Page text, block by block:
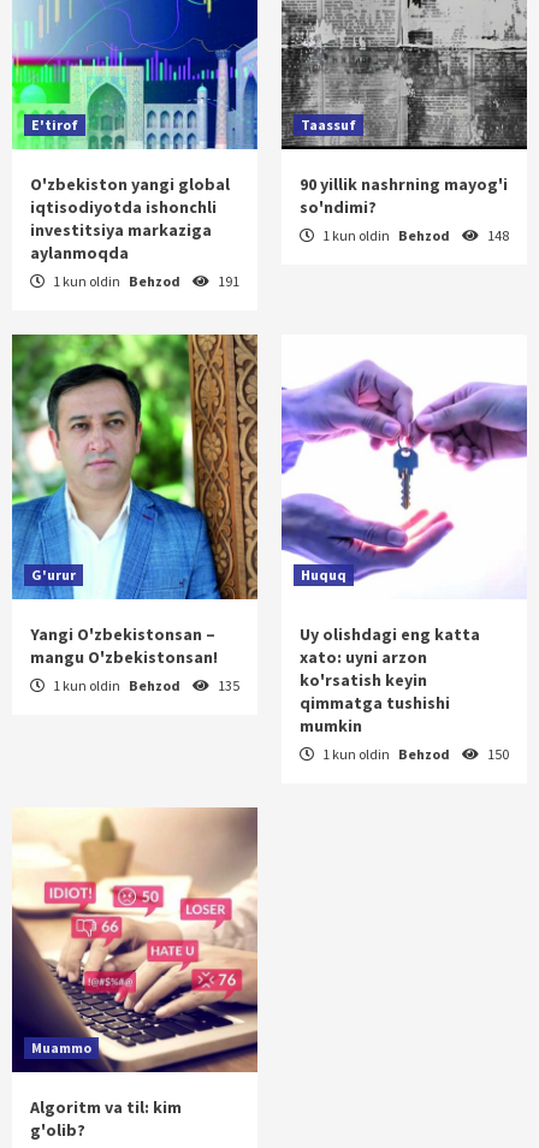
E'tirof
O'zbekiston yangi global
iqtisodiyotda ishonchli
investitsiya markaziga
aylanmoqda
1 kun oldin Behzod 191
Taassuf
90 yillik nashrning mayog'i
so'ndimi?
1 kun oldin Behzod 148
G'urur
Yangi O'zbekistonsan –
mangu O'zbekistonsan!
1 kun oldin Behzod 135
Huquq
Uy olishdagi eng katta
xato: uyni arzon
ko'rsatish keyin
qimmatga tushishi
mumkin
1 kun oldin Behzod 150
Muammo
Algoritm va til: kim
g'olib?